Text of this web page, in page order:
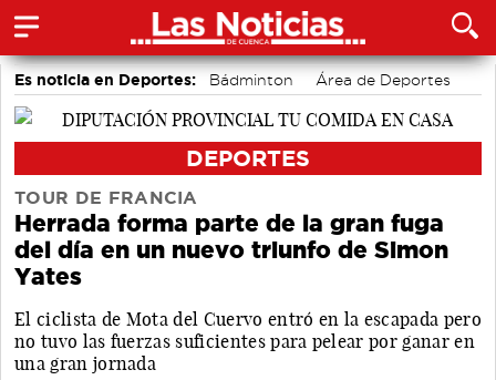
Es noticia en Deportes: Bádminton
Área de Deportes
Motor
DEPORTES
TOUR DE FRANCIA
Herrada forma parte de la gran fuga
del día en un nuevo triunfo de Simon
Yates
El ciclista de Mota del Cuervo entró en la escapada pero
no tuvo las fuerzas suficientes para pelear por ganar en
una gran jornada